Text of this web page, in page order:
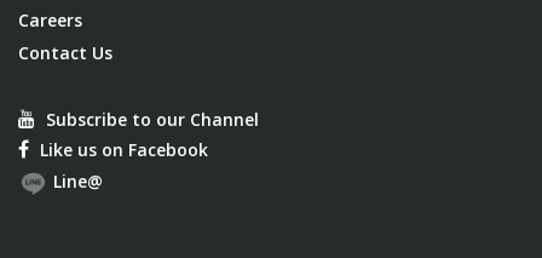
Careers
Contact Us
Subscribe to our Channel
Like us on Facebook
Line@